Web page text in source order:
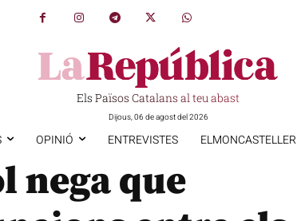
Els Països Catalans al teu abast
Dijous, 06 de agost del 2026
OPINIÓ ENTREVISTES ELMONCASTELLER
nega que